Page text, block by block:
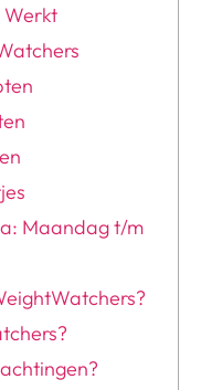
Maandag t/m